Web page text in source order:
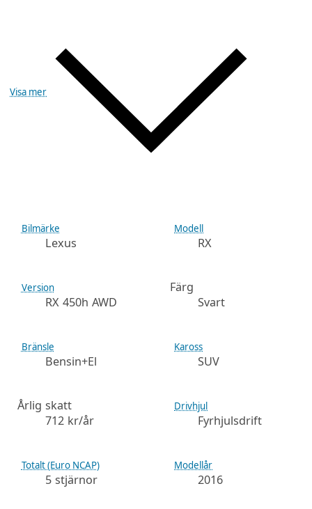
Visa mer
Bilmärke
Lexus
Modell
RX
Version
RX 450h AWD
Färg
Svart
Bränsle
Bensin+El
Kaross
SUV
Årlig skatt
712 kr/år
Drivhjul
Fyrhjulsdrift
Totalt (Euro NCAP)
5 stjärnor
Modellår
2016